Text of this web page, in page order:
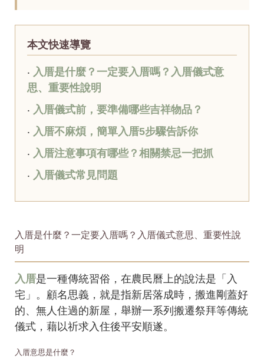
本文快速導覽
‧ 入厝是什麼？一定要入厝嗎？入厝儀式意
思、重要性說明
‧ 入厝儀式前，要準備哪些吉祥物品？
‧ 入厝不麻煩，簡單入厝5步驟告訴你
‧ 入厝注意事項有哪些？相關禁忌一把抓
‧ 入厝儀式常見問題
入厝是什麼？一定要入厝嗎？入厝儀式意思、重要性說
明
入厝是一種傳統習俗，在農民曆上的說法是「入
宅」。顧名思義，就是指新居落成時，搬進剛蓋好
的、無人住過的新屋，舉辦一系列搬遷祭拜等傳統
儀式，藉以祈求入住後平安順遂。
入厝意思是什麼？